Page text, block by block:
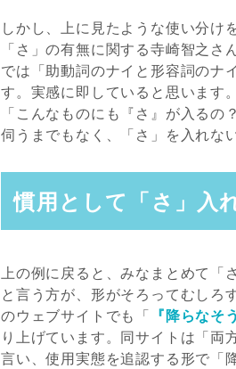
しかし、上に見たような使い分け
「さ」の有無に関する寺崎智之さ
では「助動詞のナイと形容詞のナ
す。実感に即していると思います
「こんなものにも『さ』が入る
伺うまでもなく、「さ」を入れな
慣用として「さ」入
上の例に戻ると、みなまとめて「
と言う方が、形がそろってむしろ
のウェブサイトでも「 『降らな
り上げています。同サイトは「両
言い、使用実態を追認する形で「